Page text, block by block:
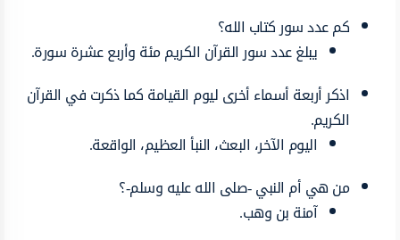
كم عدد سور كتاب الله؟
يبلغ عدد سور القرآن الكريم مئة وأربع عشرة سورة.
اذكر أربعة أسماء أخرى ليوم القيامة كما ذكرت في القرآن
الكريم.
اليوم الآخر، البعث، النبأ العظيم، الواقعة.
من هي أم النبي -صلى الله عليه وسلم-؟
آمنة بن وهب.